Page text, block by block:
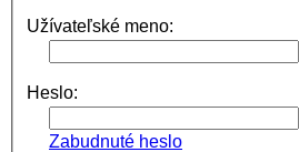
Užívateľské meno:
Heslo:
Zabudnuté heslo